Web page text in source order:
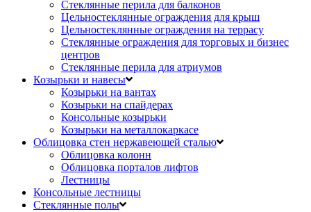
Стеклянные перила для балконов
Цельностеклянные ограждения для крыш
Цельностеклянные ограждения на террасу
Стеклянные ограждения для торговых и бизнес
центров
Стеклянные перила для атриумов
Козырьки и навесы
Козырьки на вантах
Козырьки на спайдерах
Консольные козырьки
Козырьки на металлокаркасе
Облицовка стен нержавеющей сталью
Облицовка колонн
Облицовка порталов лифтов
Лестницы
Консольные лестницы
Стеклянные полы